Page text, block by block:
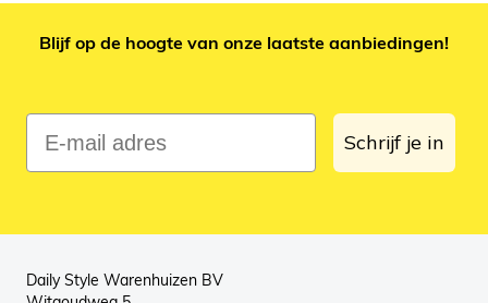
Blijf op de hoogte van onze laatste aanbiedingen!
E-mail adres
Schrijf je in
Daily Style Warenhuizen BV